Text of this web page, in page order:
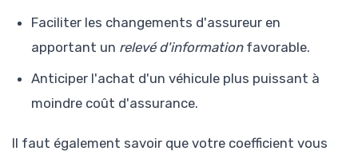
Faciliter les changements d'assureur en
apportant un relevé d'informationfavorable.
Anticiper l'achat d'un véhicule plus puissant à
moindre coût d'assurance.
Il faut également savoir que votre coefficient vous